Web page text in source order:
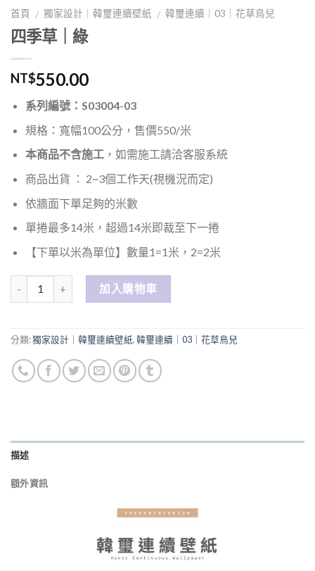
首頁 / 獨家設計｜韓璽連續壁紙 / 韓璽連續｜03｜花草鳥兒
四季草｜綠
NT$550.00
系列編號：S03004-03
規格：寬幅100公分，售價550/米
本商品不含施工，如需施工請洽客服系統
商品出貨 ： 2~3個工作天(視機況而定)
依牆面下單足夠的米數
單捲最多14米，超過14米即裁至下一捲
【下單以米為單位】數量1=1米，2=2米
加入購物車
分類:獨家設計｜韓璽連續壁紙,韓璽連續｜03｜花草鳥兒
描述
額外資訊